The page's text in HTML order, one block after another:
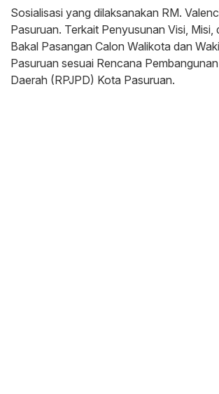
Sosialisasi yang dilaksanakan RM.
Pasuruan. Terkait Penyusunan Visi, Misi,
Bakal Pasangan Calon Walikota dan
Pasuruan sesuai Rencana
Daerah (RPJPD) Kota Pasuruan.